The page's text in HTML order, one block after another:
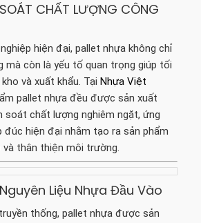
CHẤT LƯỢNG CÔNG
hiện đại, pallet nhựa không chỉ
mà còn là yếu tố quan trọng giúp tối
và xuất khẩu. TạiNhựa Việt
pallet nhựa đều được sản xuất
soát chất lượng nghiêm ngặt, ứng
đúc hiện đại nhằm tạo ra sản phẩm
và thân thiện môi trường.
Liệu Nhựa Đầu Vào
thống, pallet nhựa được sản